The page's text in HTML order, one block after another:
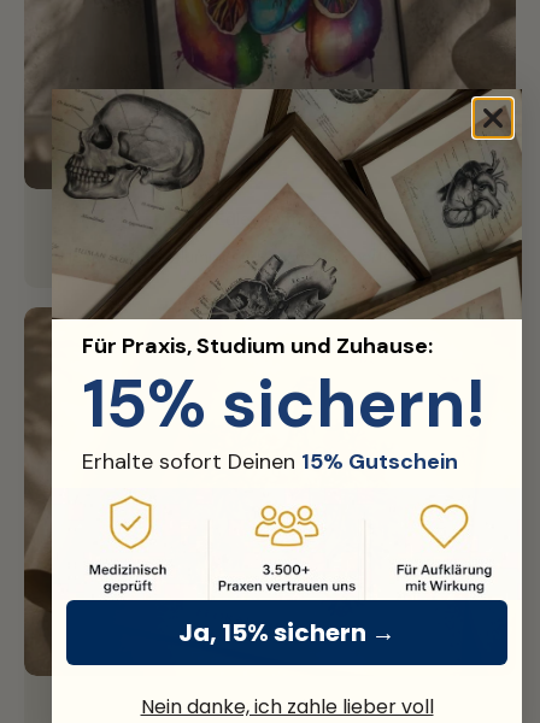
Edler Rahmen
Hochwertiger Aluminium-Rahmen für perfektes Finish.
Fine Art Print
Für Praxis, Studium und Zuhause:
15% sichern!
Erhalte sofort Deinen 15% Gutschein
Ja, 15% sichern →
Nein danke, ich zahle lieber voll